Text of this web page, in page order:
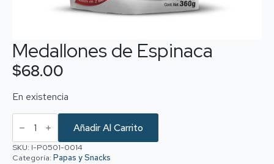
Medallones de Espinaca
$68.00
En existencia
Medallones
de
cantidad
Añadir Al Carrito
SKU: I-P0501-0014
Categoría: Papas y Snacks